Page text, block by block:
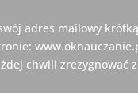
adres mailowy
chwili zrezygnować